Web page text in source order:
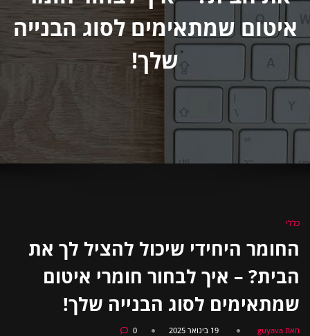
איטום שמתאימים לסוג הבנייה
שלך!
כללי
החומר היחידי שיכול להציל לך את
הבית? – איך לבחור חומרי איטום
שמתאימים לסוג הבנייה שלך!
מאת guyava 19 בינואר 2025 0